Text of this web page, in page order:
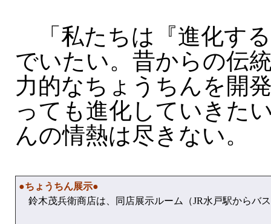
「私たちは『進化す
でいたい。昔からの伝
力的なちょうちんを開
っても進化していきた
んの情熱は尽きない。
●ちょうちん展示●
鈴木茂兵衛商店は、同店展示ルーム（JR水戸駅からバ